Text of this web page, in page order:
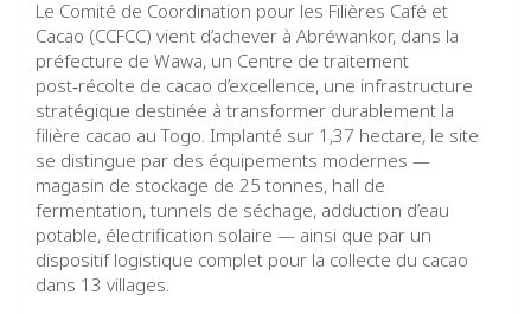
Le Comité de Coordination pour les Filières Café et
Cacao (CCFCC) vient d’achever à Abréwankor, dans la
préfecture de Wawa, un Centre de traitement
post‑récolte de cacao d’excellence, une infrastructure
stratégique destinée à transformer durablement la
filière cacao au Togo. Implanté sur 1,37 hectare, le site
se distingue par des équipements modernes —
magasin de stockage de 25 tonnes, hall de
fermentation, tunnels de séchage, adduction d’eau
potable, électrification solaire — ainsi que par un
dispositif logistique complet pour la collecte du cacao
dans 13 villages.